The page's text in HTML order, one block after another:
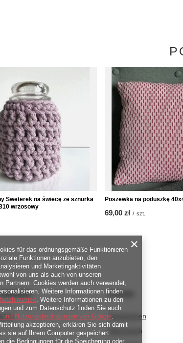
Sweterek na świecę ze sznurka
wrzosowy
Poszewka na poduszkę
69,00 zł / szt.
Konto
Registrieren
Warenkorb
für das ordnungsgemäße Funktionieren
Funktionen anzubieten, den
und Marketingaktivitäten
von uns als auch von unseren
Partnern. Cookies werden auch verwendet,
Weitere Informationen finden
. Weitere Informationen zu den
und zum Datenschutz finden Sie auch
und Nutzungsbedingungen von Google.
akzeptieren, erklären Sie sich damit
sie auf Ihrem Computer gespeichert
die Bedingungen für die Speicherung oder